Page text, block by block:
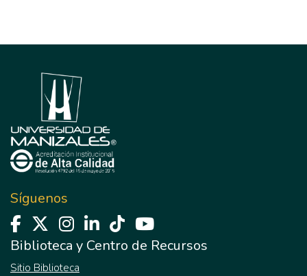
Síguenos
Biblioteca y Centro de Recursos
Sitio Biblioteca